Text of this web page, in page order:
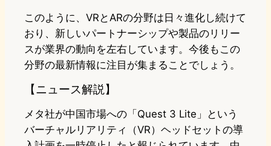
このように、VRとARの分野は日々進化し続けて
おり、新しいパートナーシップや製品のリリー
スが業界の動向を左右しています。今後もこの
分野の最新情報に注目が集まることでしょう。
【ニュース解説】
メタ社が中国市場への「Quest 3 Lite」という
バーチャルリアリティ（VR）ヘッドセットの導